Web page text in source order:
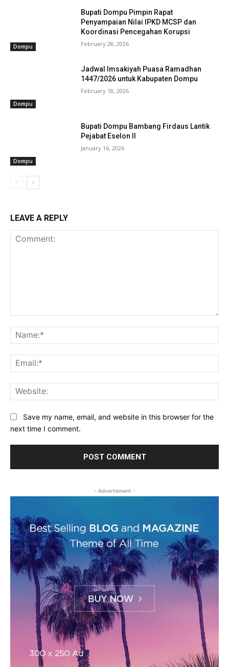
Dompu
Bupati Dompu Pimpin Rapat
Penyampaian Nilai IPKD MCSP dan
Koordinasi Pencegahan Korupsi
February 28, 2026
Dompu
Jadwal Imsakiyah Puasa Ramadhan
1447/2026 untuk Kabupaten Dompu
February 18, 2026
Dompu
Bupati Dompu Bambang Firdaus Lantik
Pejabat Eselon II
January 16, 2026
LEAVE A REPLY
Save my name, email, and website in this browser for the
next time I comment.
- Advertisment -